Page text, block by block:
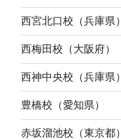
西宮北口校（兵庫県）
西梅田校（大阪府）
西神中央校（兵庫県）
豊橋校（愛知県）
赤坂溜池校（東京都）